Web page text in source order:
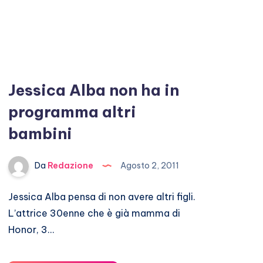
Jessica Alba non ha in
programma altri
bambini
Da Redazione Agosto 2, 2011
Jessica Alba pensa di non avere altri figli.
L’attrice 30enne che è già mamma di
Honor, 3…